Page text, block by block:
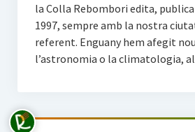
la Colla Rebombori edita, publica
1997, sempre amb la nostra
referent. Enguany hem afegit
l’astronomia o la climatologia,